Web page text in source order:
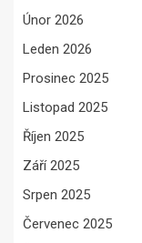
Únor 2026
Leden 2026
Prosinec 2025
Listopad 2025
Říjen 2025
Září 2025
Srpen 2025
Červenec 2025